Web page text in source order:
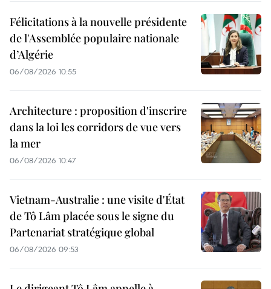
Félicitations à la nouvelle présidente
de l'Assemblée populaire nationale
d’Algérie
06/08/2026 10:55
Architecture : proposition d'inscrire
dans la loi les corridors de vue vers
la mer
06/08/2026 10:47
Vietnam-Australie : une visite d'État
de Tô Lâm placée sous le signe du
Partenariat stratégique global
06/08/2026 09:53